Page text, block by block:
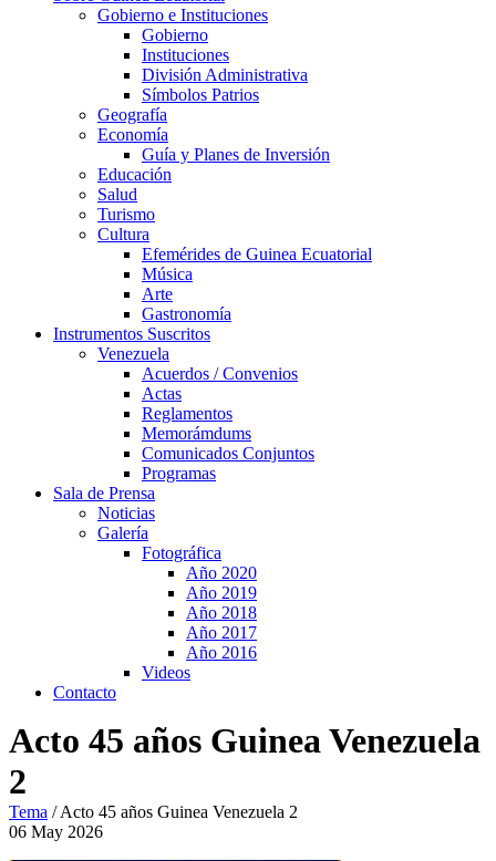
Gobierno e Instituciones
Gobierno
Instituciones
División Administrativa
Símbolos Patrios
Geografía
Economía
Guía y Planes de Inversión
Educación
Salud
Turismo
Cultura
Efemérides de Guinea Ecuatorial
Música
Arte
Gastronomía
Instrumentos Suscritos
Venezuela
Acuerdos / Convenios
Actas
Reglamentos
Memorámdums
Comunicados Conjuntos
Programas
Sala de Prensa
Noticias
Galería
Fotográfica
Año 2020
Año 2019
Año 2018
Año 2017
Año 2016
Videos
Contacto
Acto 45 años Guinea Venezuela
2
Tema /Acto 45 años Guinea Venezuela 2
06 May 2026